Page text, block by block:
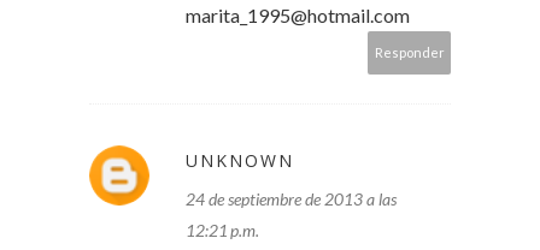
marita_1995@hotmail.com
Responder
UNKNOWN
24 de septiembre de 2013 a las
12:21 p.m.